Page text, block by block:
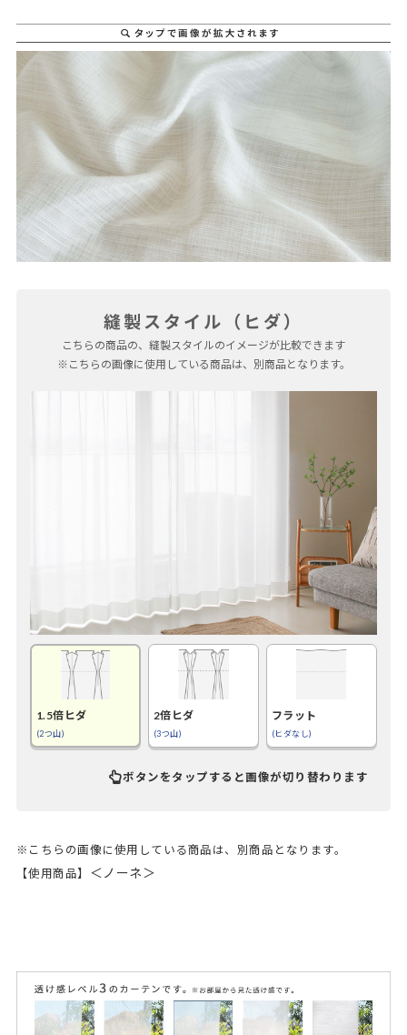
縫製スタイル（ヒダ）
こちらの商品の、縫製スタイルのイメージが比較できます
※こちらの画像に使用している商品は、別商品となります。
1.5倍ヒダ
(2つ山)
2倍ヒダ
(3つ山)
フラット
(ヒダなし)
ボタンをタップすると画像が切り替わります
※こちらの画像に使用している商品は、別商品となります。
【使用商品】 ＜ノーネ＞